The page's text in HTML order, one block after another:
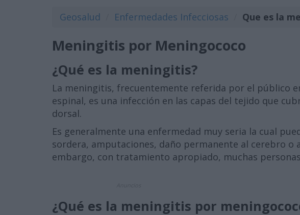
Geosalud Enfermedades Infecciosas Que es la
Meningitis por Meningococo
¿Qué es la meningitis?
La meningitis, frecuentemente referida por el público
espinal, es una infección en las capas del tejido que
dorsal.
Es generalmente una enfermedad muy seria la cual
sordera, amputaciones, daño permanente al cerebro o
embargo, con tratamiento apropiado, muchas
¿Qué es la meningitis por